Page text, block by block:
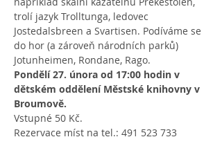
trolí jazyk Trolltunga, ledovec
Jostedalsbreen a Svartisen. Podíváme se
do hor (a zároveň národních parků)
Jotunheimen, Rondane, Rago.
Pondělí 27. února od 17:00 hodin v
dětském oddělení Městské knihovny v
Broumově.
Vstupné 50 Kč.
Rezervace míst na tel.: 491 523 733